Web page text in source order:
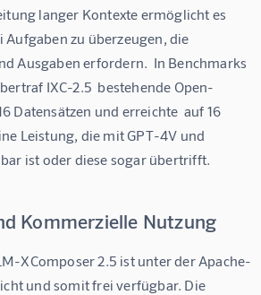
langer Kontexte ermöglicht es
Aufgaben zu überzeugen, die
Ausgaben erfordern.  In Benchmarks
IXC-2.5  bestehende Open-
Datensätzen und erreichte  auf 16
Leistung, die mit GPT-4V und
ist oder diese sogar übertrifft.
Kommerzielle Nutzung
XComposer 2.5 ist unter der Apache-
und somit frei verfügbar. Die